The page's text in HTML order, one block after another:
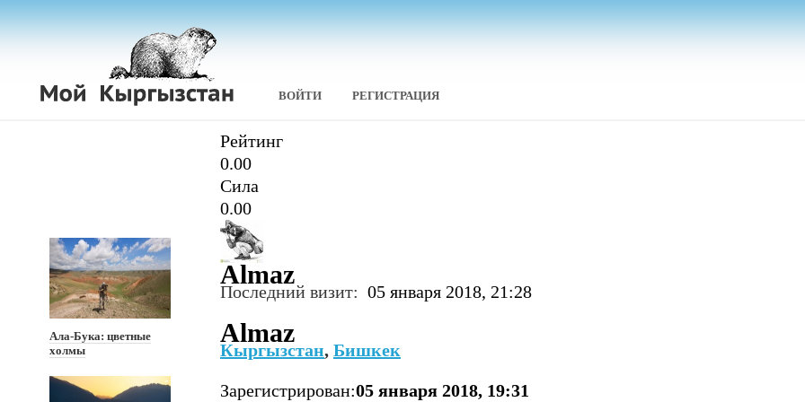
ВОЙТИ РЕГИСТРАЦИЯ
Ала-Бука: цветные
холмы
Рейтинг
0.00
Сила
0.00
Almaz
Последний визит: 05 января 2018, 21:28
Almaz
Кыргызстан, Бишкек
Зарегистрирован:05 января 2018, 19:31